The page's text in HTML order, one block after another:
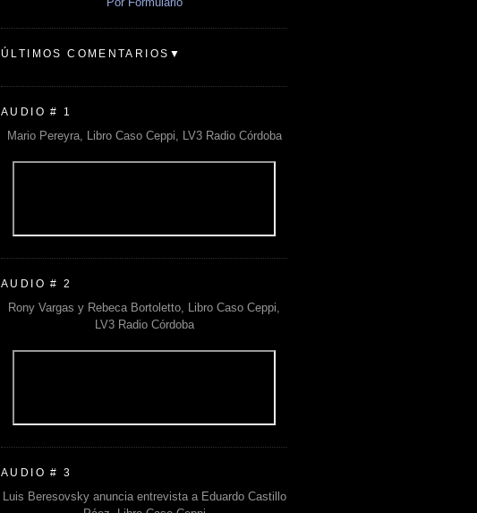
ÚLTIMOS COMENTARIOS▼
AUDIO # 1
Mario Pereyra, Libro Caso Ceppi, LV3 Radio Córdoba
AUDIO # 2
Rony Vargas y Rebeca Bortoletto, Libro Caso Ceppi,
LV3 Radio Córdoba
AUDIO # 3
Luis Beresovsky anuncia entrevista a Eduardo Castillo